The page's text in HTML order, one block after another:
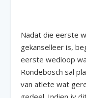
Nadat die eerste
gekanselleer is,
eerste wedloop
Rondebosch sal
van atlete wat